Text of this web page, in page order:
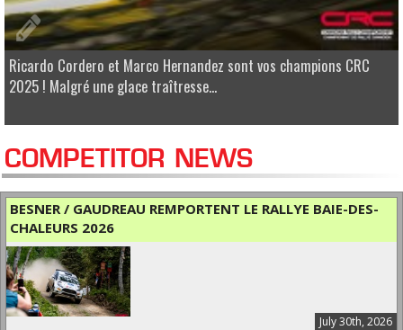
Ricardo Cordero et Marco Hernandez sont vos champions CRC
2025 ! Malgré une glace traîtresse...
COMPETITOR NEWS
BESNER / GAUDREAU REMPORTENT LE RALLYE BAIE-DES-
CHALEURS 2026
July 30th, 2026